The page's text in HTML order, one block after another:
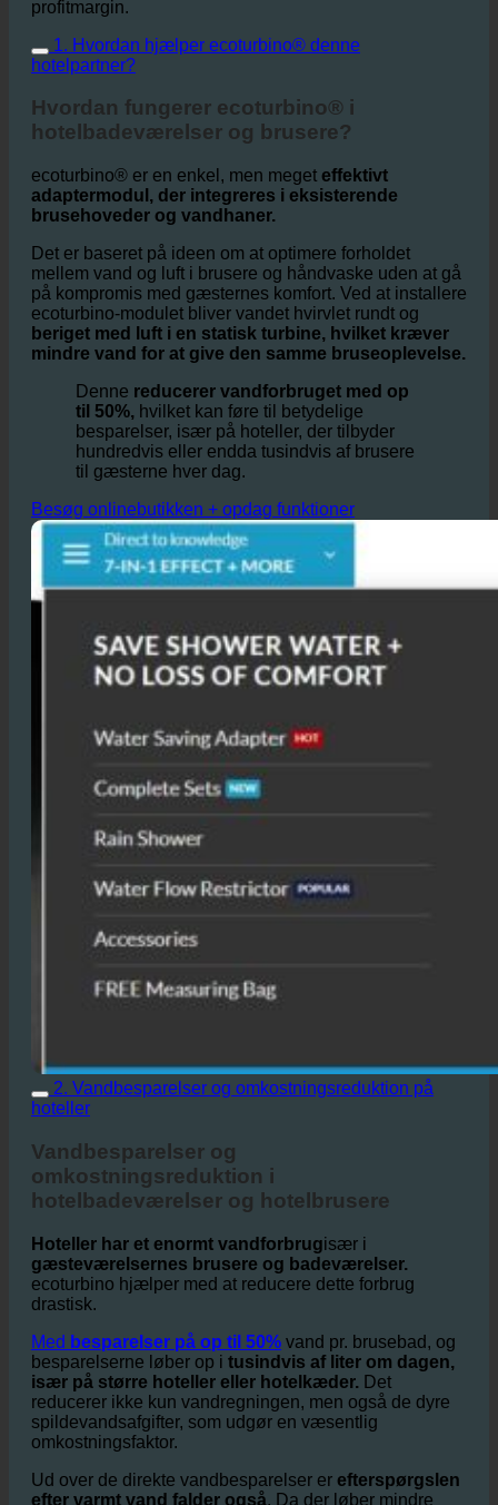
fordelene ved denne teknologi, og hvordan den hjælper
hoteller med at bevare både miljøet og deres
profitmargin.
1. Hvordan hjælper ecoturbino® denne
hotelpartner?
hotelbadeværelser og brusere?
ecoturbino® er en enkel, men meget
adaptermodul, der integreres i eksisterende
brusehoveder og vandhaner.
Det er baseret på ideen om at optimere forholdet
mellem vand og luft i brusere og håndvaske uden at gå
på kompromis med gæsternes komfort. Ved at installere
ecoturbino-modulet bliver vandet hvirvlet rundt og
beriget med luft i en statisk turbine, hvilket kræver
mindre vand for at give den samme bruseoplevelse.
Dennereducerer vandforbruget med op
til 50%,hvilket kan føre til betydelige
besparelser, især på hoteller, der tilbyder
hundredvis eller endda tusindvis af brusere
til gæsterne hver dag.
Besøg onlinebutikken + opdag funktioner
2. Vandbesparelser og omkostningsreduktion på
hoteller
Vandbesparelser og
hotelbadeværelser og hotelbrusere
Hoteller har et enormt vandforbrugisær i
gæsteværelsernes brusere og badeværelser.
ecoturbino hjælper med at reducere dette forbrug
drastisk.
Medbesparelser på op til 50%vand pr. brusebad, og
besparelserne løber op itusindvis af liter om dagen,
især på større hoteller eller hotelkæder.Det
reducerer ikke kun vandregningen, men også de dyre
spildevandsafgifter, som udgør en væsentlig
omkostningsfaktor.